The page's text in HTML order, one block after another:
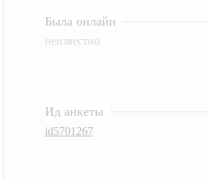
Была онлайн
неизвестно
Ид анкеты
id5701267